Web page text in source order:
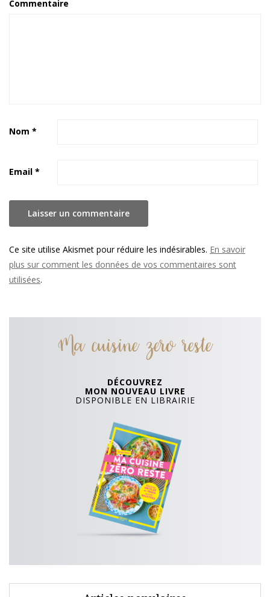
Commentaire
Nom *
Email *
Ce site utilise Akismet pour réduire les indésirables. En savoir
plus sur comment les données de vos commentaires sont
utilisées.
Ma cuisine zero reste
DÉCOUVREZ
MON NOUVEAU LIVRE
DISPONIBLE EN LIBRAIRIE